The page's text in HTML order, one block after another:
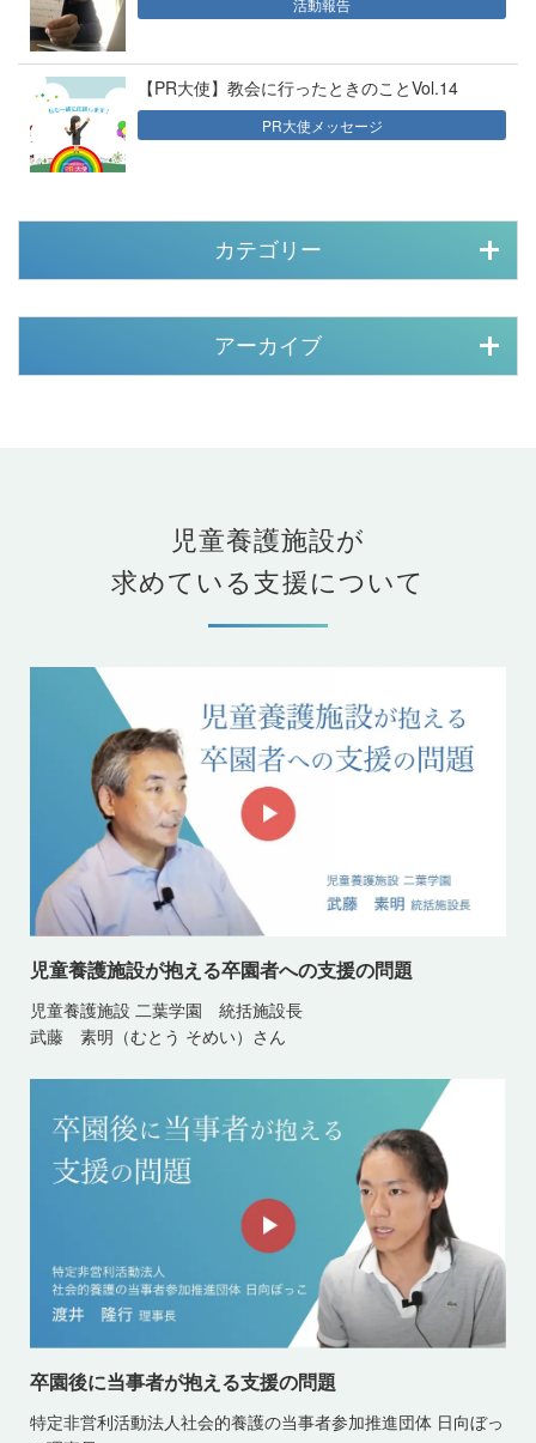
【PR大使】教会に行ったときのことVol.14
PR大使メッセージ
カテゴリー
アーカイブ
児童養護施設が
求めている支援について
児童養護施設が抱える卒園者への支援の問題
児童養護施設 二葉学園 統括施設長
武藤 素明（むとう そめい）さん
卒園後に当事者が抱える支援の問題
特定非営利活動法人社会的養護の当事者参加推進団体 日向ぼっ